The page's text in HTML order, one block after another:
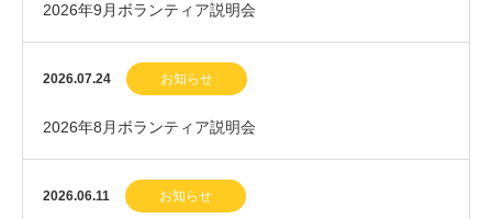
2026年9月ボランティア説明会
2026.07.24 お知らせ
2026年8月ボランティア説明会
2026.06.11 お知らせ